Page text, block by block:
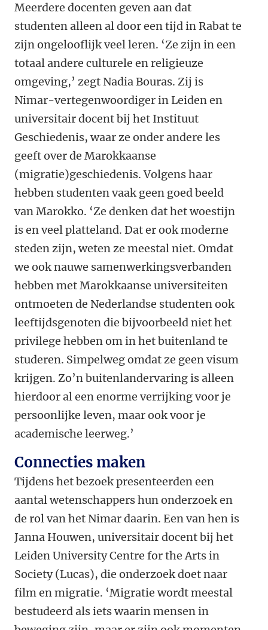
Meerdere docenten geven aan dat
studenten alleen al door een tijd in Rabat te
zijn ongelooflijk veel leren. ‘Ze zijn in een
totaal andere culturele en religieuze
omgeving,’ zegt Nadia Bouras. Zij is
Nimar-vertegenwoordiger in Leiden en
universitair docent bij het Instituut
Geschiedenis, waar ze onder andere les
geeft over de Marokkaanse
(migratie)geschiedenis. Volgens haar
hebben studenten vaak geen goed beeld
van Marokko. ‘Ze denken dat het woestijn
is en veel platteland. Dat er ook moderne
steden zijn, weten ze meestal niet. Omdat
we ook nauwe samenwerkingsverbanden
hebben met Marokkaanse universiteiten
ontmoeten de Nederlandse studenten ook
leeftijdsgenoten die bijvoorbeeld niet het
privilege hebben om in het buitenland te
studeren. Simpelweg omdat ze geen visum
krijgen. Zo’n buitenlandervaring is alleen
hierdoor al een enorme verrijking voor je
persoonlijke leven, maar ook voor je
academische leerweg.’
Connecties maken
Tijdens het bezoek presenteerden een
aantal wetenschappers hun onderzoek en
de rol van het Nimar daarin. Een van hen is
Janna Houwen, universitair docent bij het
Leiden University Centre for the Arts in
Society (Lucas), die onderzoek doet naar
film en migratie. ‘Migratie wordt meestal
bestudeerd als iets waarin mensen in